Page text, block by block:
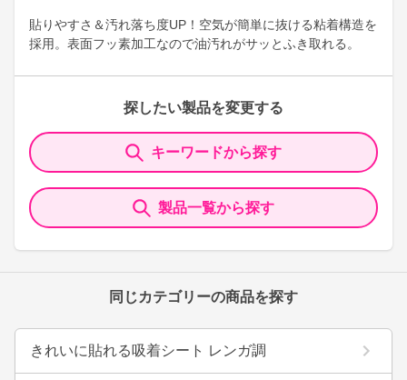
貼りやすさ＆汚れ落ち度UP！空気が簡単に抜ける粘着構造を
採用。表面フッ素加工なので油汚れがサッとふき取れる。
探したい製品を変更する
キーワードから探す
製品一覧から探す
同じカテゴリーの商品を探す
きれいに貼れる吸着シート レンガ調